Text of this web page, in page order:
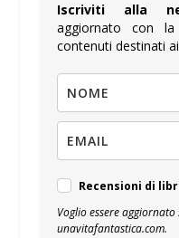
Iscriviti alla
aggiornato con
contenuti destinati
Recensioni di
Voglio essere
unavitafantastica.com.